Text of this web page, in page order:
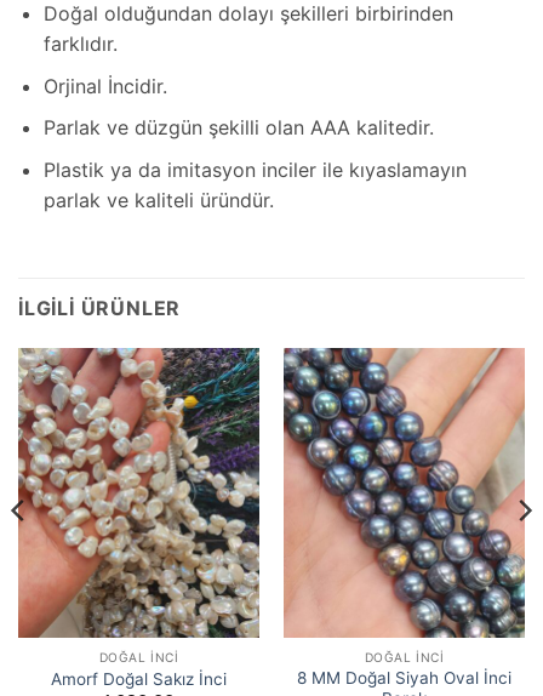
Doğal olduğundan dolayı şekilleri birbirinden
farklıdır.
Orjinal İncidir.
Parlak ve düzgün şekilli olan AAA kalitedir.
Plastik ya da imitasyon inciler ile kıyaslamayın
parlak ve kaliteli üründür.
İLGILI ÜRÜNLER
DOĞAL İNCI
Amorf Doğal Sakız İnci
DOĞAL İNCI
8 MM Doğal Siyah Oval İnci